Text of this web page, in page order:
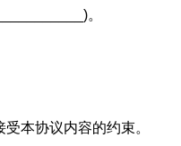
。
本协议内容的约束。